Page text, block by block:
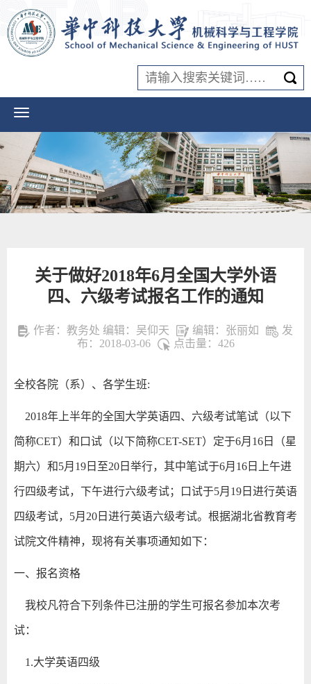
关于做好2018年6月全国大学外语
四、六级考试报名工作的通知
作者：教务处 编辑：吴仰天 编辑：张丽如
发
布：2018-03-06
点击量： 426
全校各院（系）、各学生班:
2018年上半年的全国大学英语四、六级考试笔试（以下
简称CET）和口试（以下简称CET-SET）定于6月16日（星
期六）和5月19日至20日举行，其中笔试于6月16日上午进
行四级考试，下午进行六级考试；口试于5月19日进行英语
四级考试，5月20日进行英语六级考试。根据湖北省教育考
试院文件精神，现将有关事项通知如下：
一、报名资格
我校凡符合下列条件已注册的学生可报名参加本次考
试：
1.大学英语四级